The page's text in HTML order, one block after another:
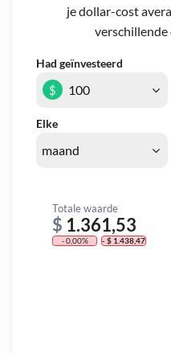
je dollar-cost
Had geïnvesteerd
Elke
$
Totale waarde
$ 1.361,53
- 0,00% - $ 1.438,47